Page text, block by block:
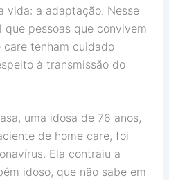
vida: a adaptação. Nesse
pessoas que convivem
tenham cuidado
à transmissão do
uma idosa de 76 anos,
de home care, foi
Ela contraiu a
idoso, que não sabe em